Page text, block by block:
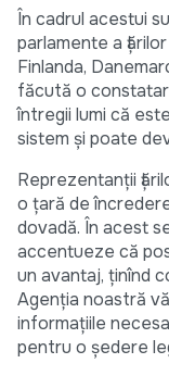
În cadrul acestui
parlamente a
Finlanda,
făcută o
întregii lumi că
sistem şi poate
Reprezentanţii
o ţară de
dovadă. În acest
accentueze că
un avantaj, ţinînd
Agenţia noastră
informaţiile
pentru o şedere